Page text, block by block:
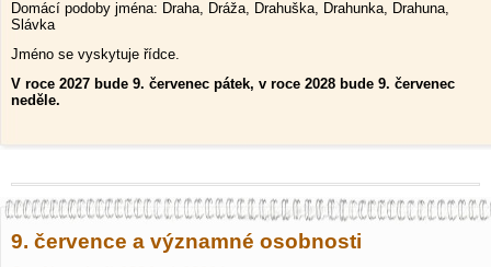
Domácí podoby jména: Draha, Dráža, Drahuška, Drahunka, Drahuna,
Slávka
Jméno se vyskytuje řídce.
V roce 2027 bude 9. červenec pátek, v roce 2028 bude 9. červenec
neděle.
9. července a významné osobnosti